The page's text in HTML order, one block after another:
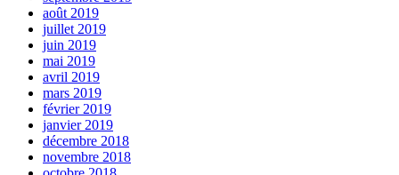
août 2019
juillet 2019
juin 2019
mai 2019
avril 2019
mars 2019
février 2019
janvier 2019
décembre 2018
novembre 2018